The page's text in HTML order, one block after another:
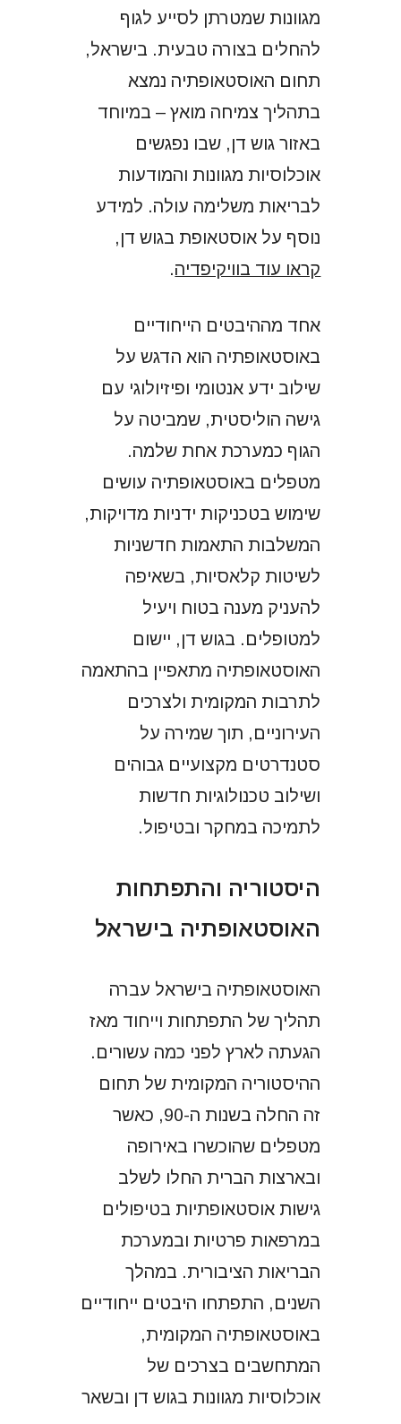
מגוונות שמטרתן לסייע לגוף
להחלים בצורה טבעית. בישראל,
תחום האוסטאופתיה נמצא
בתהליך צמיחה מואץ – במיוחד
באזור גוש דן, שבו נפגשים
אוכלוסיות מגוונות והמודעות
לבריאות משלימה עולה. למידע
נוסף על אוסטאופת בגוש דן,
קראו עוד בוויקיפדיה.
אחד מההיבטים הייחודיים
באוסטאופתיה הוא הדגש על
שילוב ידע אנטומי ופיזיולוגי עם
גישה הוליסטית, שמביטה על
הגוף כמערכת אחת שלמה.
מטפלים באוסטאופתיה עושים
שימוש בטכניקות ידניות מדויקות,
המשלבות התאמות חדשניות
לשיטות קלאסיות, בשאיפה
להעניק מענה בטוח ויעיל
למטופלים. בגוש דן, יישום
האוסטאופתיה מתאפיין בהתאמה
לתרבות המקומית ולצרכים
העירוניים, תוך שמירה על
סטנדרטים מקצועיים גבוהים
ושילוב טכנולוגיות חדשות
לתמיכה במחקר ובטיפול.
היסטוריה והתפתחות
האוסטאופתיה בישראל
האוסטאופתיה בישראל עברה
תהליך של התפתחות וייחוד מאז
הגעתה לארץ לפני כמה עשורים.
ההיסטוריה המקומית של תחום
זה החלה בשנות ה-90, כאשר
מטפלים שהוכשרו באירופה
ובארצות הברית החלו לשלב
גישות אוסטאופתיות בטיפולים
במרפאות פרטיות ובמערכת
הבריאות הציבורית. במהלך
השנים, התפתחו היבטים ייחודיים
באוסטאופתיה המקומית,
המתחשבים בצרכים של
אוכלוסיות מגוונות בגוש דן ובשאר